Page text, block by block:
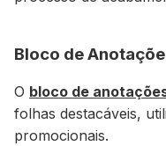
Bloco de
O bloco de
folhas destacáveis,
promocionais.